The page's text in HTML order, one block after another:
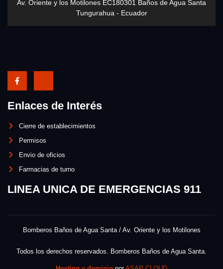
Av. Oriente y los Motilones EC180301 Baños de Agua Santa
Tungurahua - Ecuador
Enlaces de Interés
Cierre de establecimientos
Permisos
Envio de oficios
Farmacias de turno
LINEA UNICA DE EMERGENCIAS 911
Bomberos Baños de Agua Santa / Av. Oriente y los Motilones
Todos los derechos reservados. Bomberos Baños de Agua Santa.